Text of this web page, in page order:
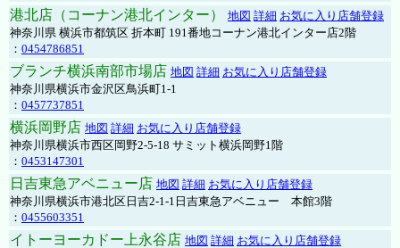
港北店（コーナン港北インター） 地図 詳細 お気に入り店舗登録
神奈川県 横浜市都筑区 折本町 191番地コーナン港北インター店2階
： 0454786851
ブランチ横浜南部市場店 地図 詳細 お気に入り店舗登録
神奈川県横浜市金沢区鳥浜町1-1
： 0457737851
横浜岡野店 地図 詳細 お気に入り店舗登録
神奈川県横浜市西区岡野2-5-18 サミット横浜岡野1階
： 0453147301
日吉東急アベニュー店 地図 詳細 お気に入り店舗登録
神奈川県横浜市港北区日吉2-1-1日吉東急アベニュー 本館3階
： 0455603351
イトーヨーカドー上永谷店 地図 詳細 お気に入り店舗登録